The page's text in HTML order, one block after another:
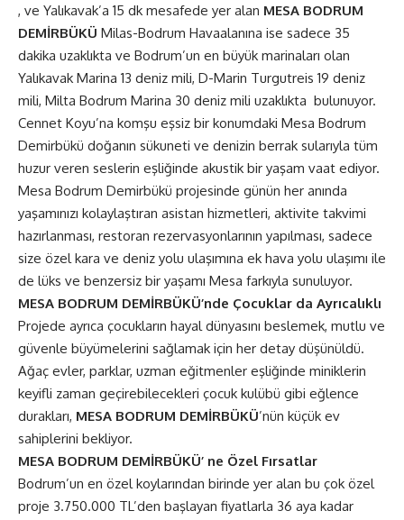
, ve Yalıkavak’a 15 dk mesafede yer alan MESA BODRUM
DEMİRBÜKÜ Milas-Bodrum Havaalanına ise sadece 35
dakika uzaklıkta ve Bodrum’un en büyük marinaları olan
Yalıkavak Marina 13 deniz mili, D-Marin Turgutreis 19 deniz
mili, Milta Bodrum Marina 30 deniz mili uzaklıkta bulunuyor.
Cennet Koyu’na komşu eşsiz bir konumdaki Mesa Bodrum
Demirbükü doğanın sükuneti ve denizin berrak sularıyla tüm
huzur veren seslerin eşliğinde akustik bir yaşam vaat ediyor.
Mesa Bodrum Demirbükü projesinde günün her anında
yaşamınızı kolaylaştıran asistan hizmetleri, aktivite takvimi
hazırlanması, restoran rezervasyonlarının yapılması, sadece
size özel kara ve deniz yolu ulaşımına ek hava yolu ulaşımı ile
de lüks ve benzersiz bir yaşamı Mesa farkıyla sunuluyor.
MESA BODRUM DEMİRBÜKÜ’nde Çocuklar da Ayrıcalıklı
Projede ayrıca çocukların hayal dünyasını beslemek, mutlu ve
güvenle büyümelerini sağlamak için her detay düşünüldü.
Ağaç evler, parklar, uzman eğitmenler eşliğinde miniklerin
keyifli zaman geçirebilecekleri çocuk kulübü gibi eğlence
durakları, MESA BODRUM DEMİRBÜKÜ’nün küçük ev
sahiplerini bekliyor.
MESA BODRUM DEMİRBÜKÜ’ ne Özel Fırsatlar
Bodrum’un en özel koylarından birinde yer alan bu çok özel
proje 3.750.000 TL’den başlayan fiyatlarla 36 aya kadar